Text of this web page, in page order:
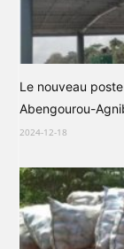
Le nouveau
Abengourou-
2024-12-18